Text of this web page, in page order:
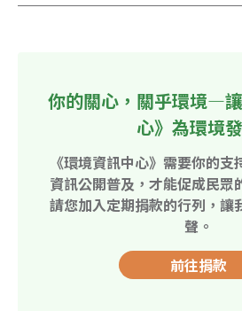
你的關心，關乎環境—
心》為環境
《環境資訊中心》需要你的
資訊公開普及，才能促成民眾
請您加入定期捐款的行列，讓
聲。
前往捐款